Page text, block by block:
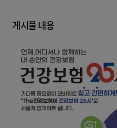
게시물 내용